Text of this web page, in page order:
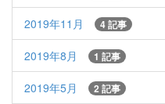
2019年11月 4 記事
2019年8月 1 記事
2019年5月 2 記事